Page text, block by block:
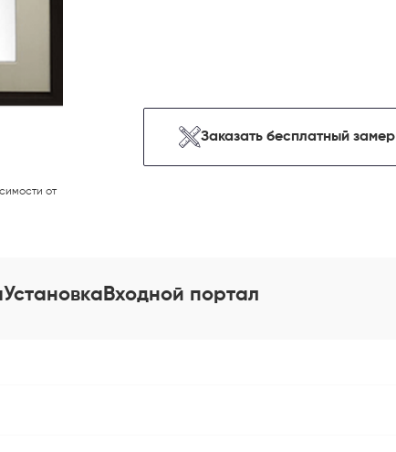
от
Заказать бесплатный замер
Установка Входной портал